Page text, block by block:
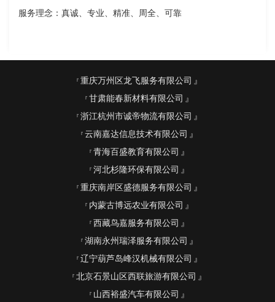
服务理念：真诚、专业、精准、周全、可靠
重庆万州区龙飞服务有限公司
甘肃能春新材料有限公司
浙江杭州市诚帝物流有限公司
云南嘉达信息技术有限公司
青海百盛教育有限公司
河北杉隆环保有限公司
重庆南岸区盛德服务有限公司
内蒙古博远农业有限公司
西藏鸟嘉服务有限公司
湖南永州瑞泽服务有限公司
辽宁葫芦岛峰汉机械有限公司
北京石景山区西联旅游有限公司
山西裕盛汽车有限公司